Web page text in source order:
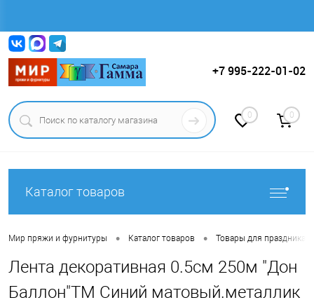
+7 995-222-01-02
0 0
Каталог товаров
Мир пряжи и фурнитуры • Каталог товаров • Товары для праздника.
Лента декоративная 0.5см 250м "Дон
Баллон"ТМ Синий матовый.металлик